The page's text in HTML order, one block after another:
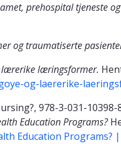
prehospital tjeneste
og traumatiserte
lærerike læringsformer.
og-laererike-
978-3-031-10398-
Education Programs?
Education Programs?